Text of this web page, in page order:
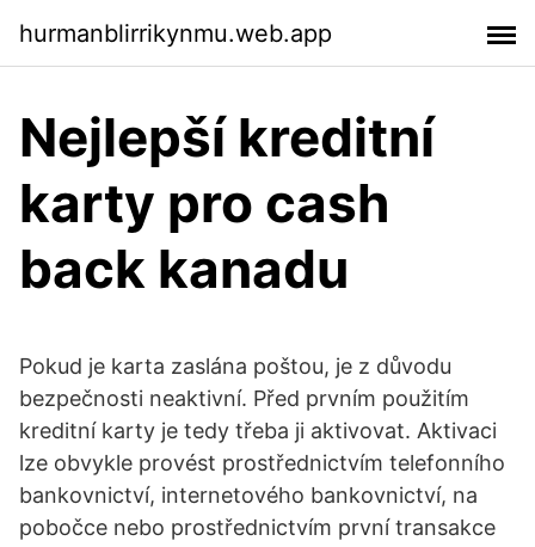
hurmanblirrikynmu.web.app
Nejlepší kreditní
karty pro cash
back kanadu
Pokud je karta zaslána poštou, je z důvodu
bezpečnosti neaktivní. Před prvním použitím
kreditní karty je tedy třeba ji aktivovat. Aktivaci
lze obvykle provést prostřednictvím telefonního
bankovnictví, internetového bankovnictví, na
pobočce nebo prostřednictvím první transakce